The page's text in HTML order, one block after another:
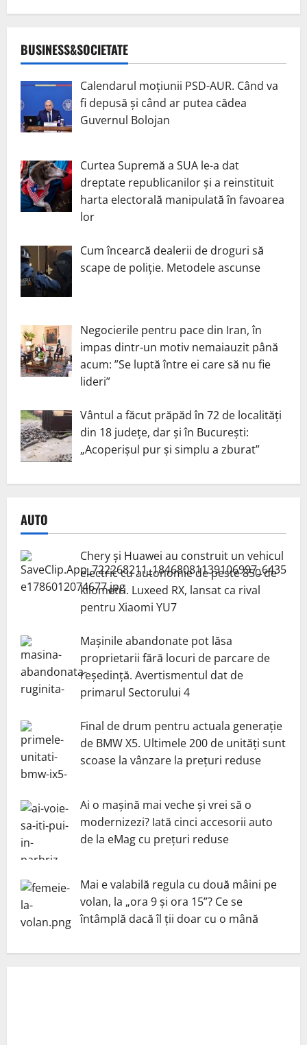
BUSINESS&SOCIETATE
Calendarul moțiunii PSD-AUR. Când va
fi depusă și când ar putea cădea
Guvernul Bolojan
Curtea Supremă a SUA le-a dat
dreptate republicanilor și a reinstituit
harta electorală manipulată în favoarea
lor
Cum încearcă dealerii de droguri să
scape de poliție. Metodele ascunse
Negocierile pentru pace din Iran, în
impas dintr-un motiv nemaiauzit până
acum: ”Se luptă între ei care să nu fie
lideri”
Vântul a făcut prăpăd în 72 de localități
din 18 județe, dar și în București:
„Acoperișul pur și simplu a zburat”
AUTO
Chery și Huawei au construit un vehicul
electric cu autonomie de peste 850 de
kilometri. Luxeed RX, lansat ca rival
pentru Xiaomi YU7
Mașinile abandonate pot lăsa
proprietarii fără locuri de parcare de
reședință. Avertismentul dat de
primarul Sectorului 4
Final de drum pentru actuala generație
de BMW X5. Ultimele 200 de unități sunt
scoase la vânzare la prețuri reduse
Ai o mașină mai veche și vrei să o
modernizezi? Iată cinci accesorii auto
de la eMag cu prețuri reduse
Mai e valabilă regula cu două mâini pe
volan, la „ora 9 și ora 15”? Ce se
întâmplă dacă îl ții doar cu o mână